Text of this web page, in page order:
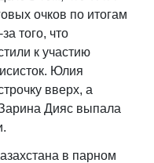
очков по итогам
того, что
к участию
Юлия
вверх, а
Дияс выпала
в парном